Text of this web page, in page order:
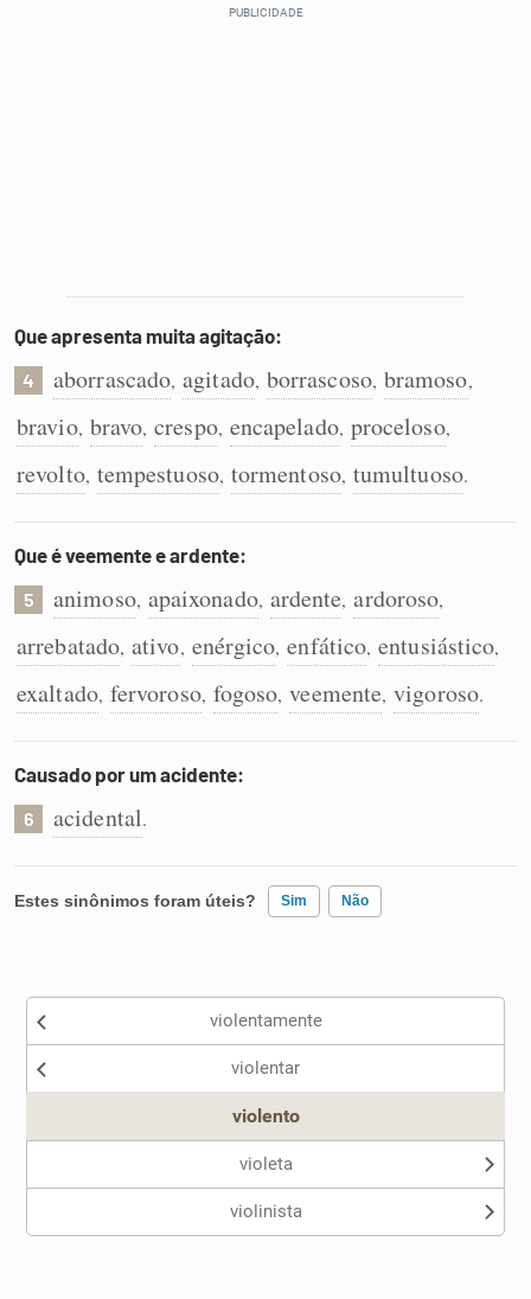
Que apresenta muita agitação:
4 aborrascado, agitado, borrascoso, bramoso,
bravio, bravo, crespo, encapelado, proceloso,
revolto, tempestuoso, tormentoso, tumultuoso.
Que é veemente e ardente:
5 animoso, apaixonado, ardente, ardoroso,
arrebatado, ativo, enérgico, enfático, entusiástico,
exaltado, fervoroso, fogoso, veemente, vigoroso.
Causado por um acidente:
6 acidental.
Estes sinônimos foram úteis? Sim Não
Nenhum dos sinônimos apresentados me ajudou
violentamente
violentar
violento
violeta
violinista